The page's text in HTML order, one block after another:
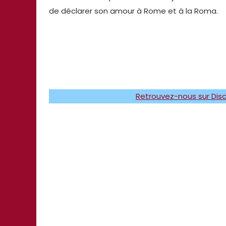
de déclarer son amour à Rome et à la Roma.
Retrouvez-nous sur